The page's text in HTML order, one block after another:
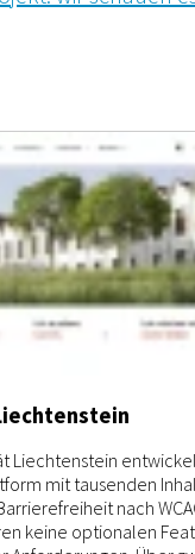
Liechtenstein
mit tausenden
nach
keine optionalen